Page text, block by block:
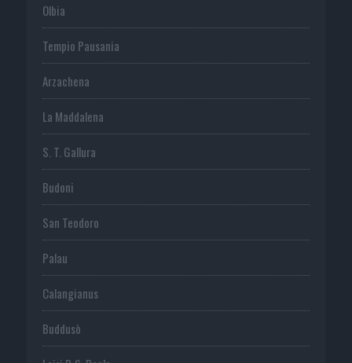
Olbia
Tempio Pausania
Arzachena
La Maddalena
S. T. Gallura
Budoni
San Teodoro
Palau
Calangianus
Buddusò